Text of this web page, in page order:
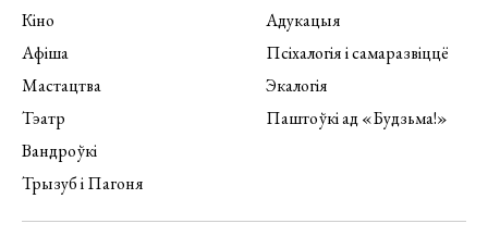
Кіно
Афіша
Мастацтва
Тэатр
Вандроўкі
Трызуб і Пагоня
Адукацыя
Псіхалогія і самаразвіццё
Экалогія
Паштоўкі ад «Будзьма!»